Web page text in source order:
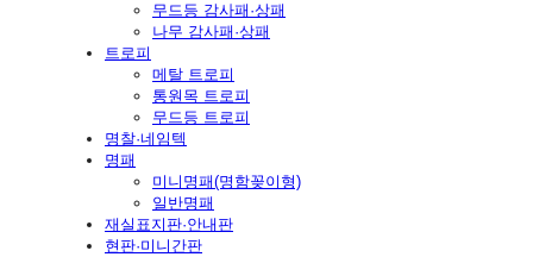
무드등 감사패·상패
나무 감사패·상패
트로피
메탈 트로피
통원목 트로피
무드등 트로피
명찰·네임텍
명패
미니명패(명함꽂이형)
일반명패
재실표지판·안내판
현판·미니간판